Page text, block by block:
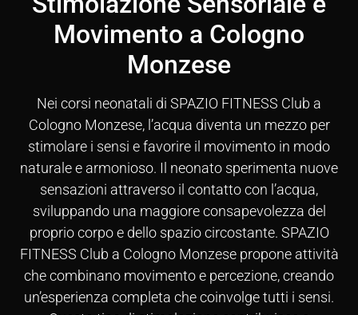
Movimento a Cologno
Monzese
Nei corsi neonatali di SPAZIO FITNESS Club a
Cologno Monzese, l’acqua diventa un mezzo per
stimolare i sensi e favorire il movimento in modo
naturale e armonioso. Il neonato sperimenta nuove
sensazioni attraverso il contatto con l’acqua,
sviluppando una maggiore consapevolezza del
proprio corpo e dello spazio circostante. SPAZIO
FITNESS Club a Cologno Monzese propone attività
che combinano movimento e percezione, creando
un’esperienza completa che coinvolge tutti i sensi.